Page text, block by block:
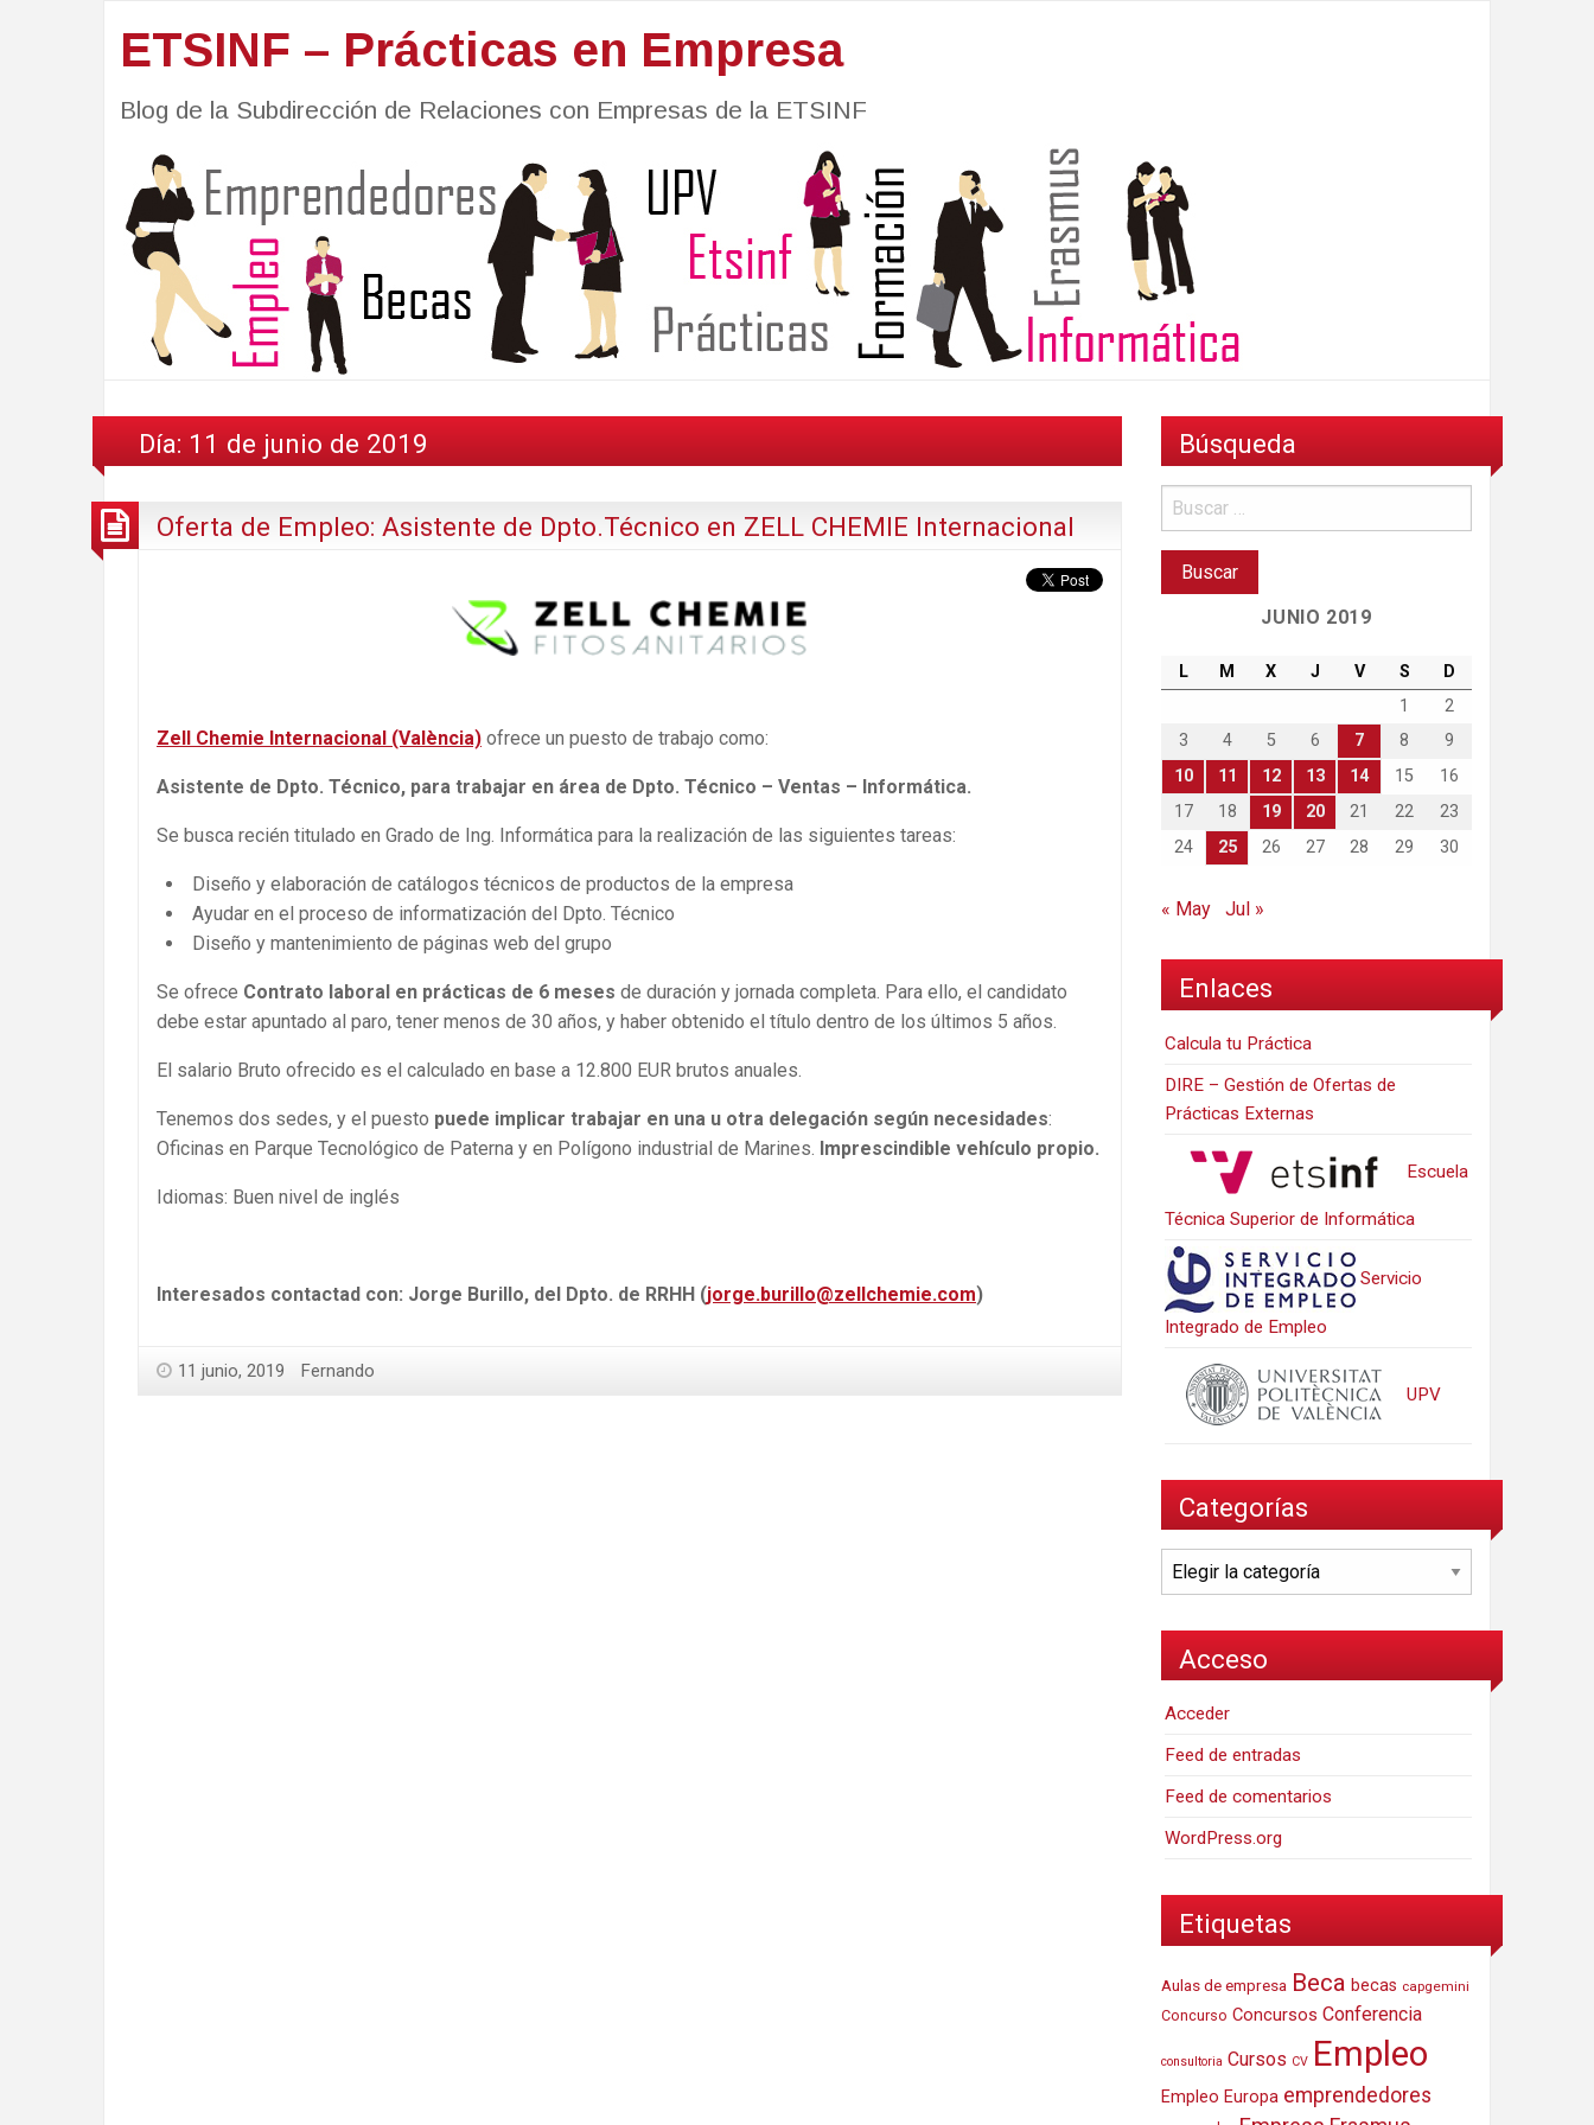
ETSINF – Prácticas en Empresa
Blog de la Subdirección de Relaciones con Empresas de la ETSINF
Día: 11 de junio de 2019
Oferta de Empleo: Asistente de Dpto.Técnico en ZELL CHEMIE Internacional
Zell Chemie Internacional (València) ofrece un puesto de trabajo como:
Asistente de Dpto. Técnico, para trabajar en área de Dpto. Técnico – Ventas – Informática.
Se busca recién titulado en Grado de Ing. Informática para la realización de las siguientes tareas:
Diseño y elaboración de catálogos técnicos de productos de la empresa
Ayudar en el proceso de informatización del Dpto. Técnico
Diseño y mantenimiento de páginas web del grupo
Se ofrece Contrato laboral en prácticas de 6 meses de duración y jornada completa. Para ello, el candidato
debe estar apuntado al paro, tener menos de 30 años, y haber obtenido el título dentro de los últimos 5 años.
El salario Bruto ofrecido es el calculado en base a 12.800 EUR brutos anuales.
Tenemos dos sedes, y el puesto puede implicar trabajar en una u otra delegación según necesidades:
Oficinas en Parque Tecnológico de Paterna y en Polígono industrial de Marines. Imprescindible vehículo propio.
Idiomas: Buen nivel de inglés
Interesados contactad con: Jorge Burillo, del Dpto. de RRHH (jorge.burillo@zellchemie.com)
11 junio, 2019 Fernando
Búsqueda
JUNIO 2019
L M X J V S
D
1
2
3
4 5 6 7 8
9
10
11 12 13 14 15
16
17
18 19 20 21 22
23
24
25 26 27 28 29 30
« May Jul »
Enlaces
Calcula tu Práctica
DIRE – Gestión de Ofertas de
Prácticas Externas
Escuela
Técnica Superior de Informática
Servicio
Integrado de Empleo
UPV
Categorías
Categorías
Acceso
Acceder
Feed de entradas
Feed de comentarios
WordPress.org
Etiquetas
Aulas de empresa Beca becas capgemini
Concurso Concursos Conferencia
consultoria Cursos CV Empleo
Empleo Europa emprendedores